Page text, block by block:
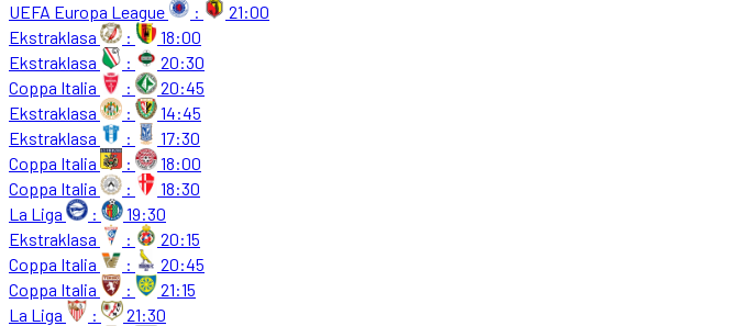
UEFA Europa League
:
21:00
Ekstraklasa
:
18:00
Ekstraklasa
:
20:30
Coppa Italia
:
20:45
Ekstraklasa
:
14:45
Ekstraklasa
:
17:30
Coppa Italia
:
18:00
Coppa Italia
:
18:30
La Liga
:
19:30
Ekstraklasa
:
20:15
Coppa Italia
:
20:45
Coppa Italia
:
21:15
La Liga
:
21:30